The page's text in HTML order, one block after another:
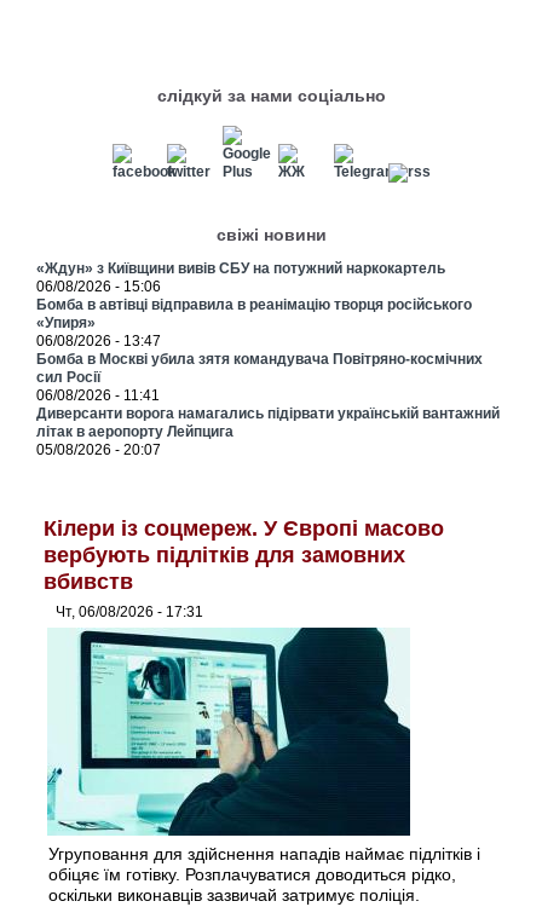
слідкуй за нами соціально
свіжі новини
«Ждун» з Київщини вивів СБУ на потужний наркокартель
06/08/2026 - 15:06
Бомба в автівці відправила в реанімацію творця російського
«Упиря»
06/08/2026 - 13:47
Бомба в Москві убила зятя командувача Повітряно-космічних
сил Росії
06/08/2026 - 11:41
Диверсанти ворога намагались підірвати українській вантажний
літак в аеропорту Лейпцига
05/08/2026 - 20:07
Кілери із соцмереж. У Європі масово
вербують підлітків для замовних
вбивств
Чт, 06/08/2026 - 17:31
Угруповання для здійснення нападів наймає підлітків і
обіцяє їм готівку. Розплачуватися доводиться рідко,
оскільки виконавців зазвичай затримує поліція.